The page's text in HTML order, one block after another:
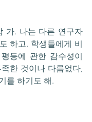
가. 나는 다른 연구자
하고. 학생들에게 비
등에 관한 감수성이
한 것이나 다름없다,
를 하기도 해.